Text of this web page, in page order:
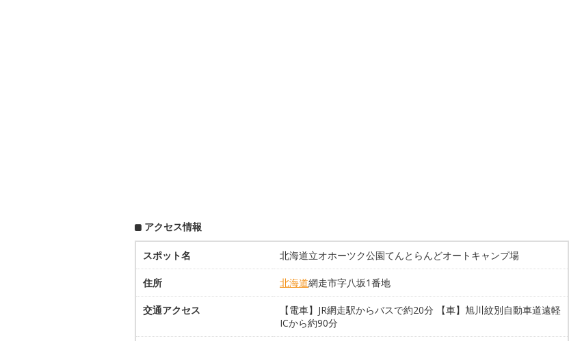
アクセス情報
スポット名 北海道立オホーツク公園てんとらんどオートキャンプ場
住所 北海道網走市字八坂1番地
交通アクセス
【電車】JR網走駅からバスで約20分 【車】旭川紋別自動車道遠軽
ICから約90分